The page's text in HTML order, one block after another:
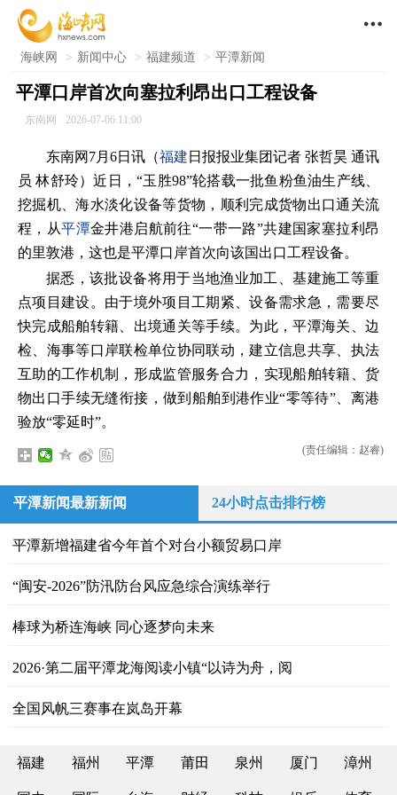

海峡网 > 新闻中心 > 福建频道 > 平潭新闻
平潭口岸首次向塞拉利昂出口工程设备
东南网 2026-07-06 11:00
东南网7月6日讯（福建 日报报业集团记者 张哲昊 通讯
员 林舒玲）近日，“玉胜98”轮搭载一批鱼粉鱼油生产线、
挖掘机、海水淡化设备等货物，顺利完成货物出口通关流
程，从平潭金井港启航前往“一带一路”共建国家塞拉利昂
的里敦港，这也是平潭口岸首次向该国出口工程设备。
据悉，该批设备将用于当地渔业加工、基建施工等重
点项目建设。由于境外项目工期紧、设备需求急，需要尽
快完成船舶转籍、出境通关等手续。为此，平潭海关、边
检、海事等口岸联检单位协同联动，建立信息共享、执法
互助的工作机制，形成监管服务合力，实现船舶转籍、货
物出口手续无缝衔接，做到船舶到港作业“零等待”、离港
验放“零延时”。
(责任编辑：赵睿)
平潭新闻最新新闻 24小时点击排行榜
平潭新增福建省今年首个对台小额贸易口岸
“闽安-2026”防汛防台风应急综合演练举行
棒球为桥连海峡 同心逐梦向未来
2026·第二届平潭龙海阅读小镇“以诗为舟，阅
全国风帆三赛事在岚岛开幕
福建 福州 平潭 莆田 泉州 厦门 漳州